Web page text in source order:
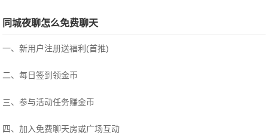
同城夜聊怎么免费聊天
一、新用户注册送福利(首推)
二、每日签到领金币
三、参与活动任务赚金币
四、加入免费聊天房或广场互动